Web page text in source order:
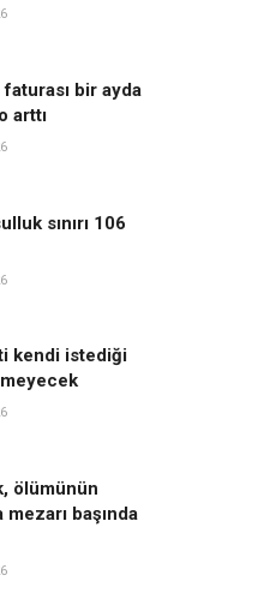
bir ayda
arttı
sınırı 106
kendi istediği
ölümünün
mezarı başında